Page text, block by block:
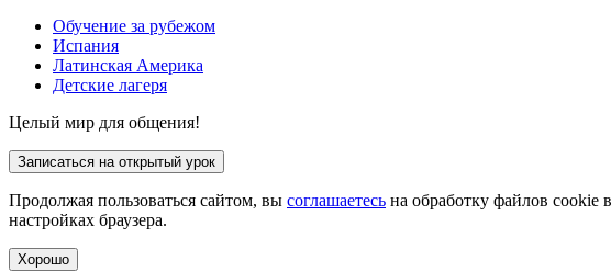
Обучение за рубежом
Испания
Латинская Америка
Детские лагеря
Целый мир для общения!
Записаться на открытый урок
Продолжая пользоваться сайтом, вы соглашаетесь на обработку файлов cookie
настройках браузера.
Хорошо